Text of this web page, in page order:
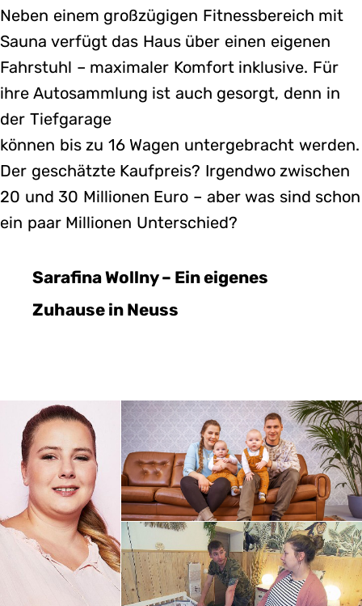
Neben einem großzügigen Fitnessbereich mit
Sauna verfügt das Haus über einen eigenen
Fahrstuhl – maximaler Komfort inklusive. Für
ihre Autosammlung ist auch gesorgt, denn in
der Tiefgarage
können bis zu 16 Wagen untergebracht werden.
Der geschätzte Kaufpreis? Irgendwo zwischen
20 und 30 Millionen Euro – aber was sind schon
ein paar Millionen Unterschied?
Sarafina Wollny – Ein eigenes
Zuhause in Neuss